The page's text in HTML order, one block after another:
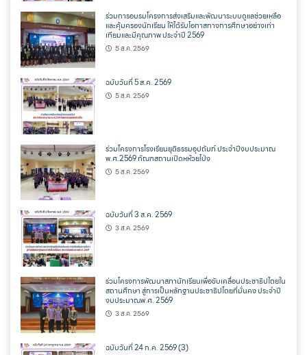
ร่วมการอบรมโครงการส่งเสริมและพัฒนาระบบดูแลช่วยเหลือ
และคุ้มครองนักเรียน ให้ได้รับโอกาสทางการศึกษาอย่างเท่า
เทียมและมีคุณภาพ ประจำปี 2569
5 ส.ค. 2569
ฉบับวันที่ 5 ส.ค. 2569
5 ส.ค. 2569
ร่วมโครงการโรงเรียนยุติธรรมอุปถัมภ์ ประจำปีงบประมาณ
พ.ศ.2569 ทัณฑสถานเปิดหห้วยโป่ง
5 ส.ค. 2569
ฉบับวันที่ 3 ส.ค. 2569
3 ส.ค. 2569
ร่วมโครงการพัฒนาสภานักเรียนเพื่อขับเคลื่อนประชาธิปไตยใน
สถานศึกษา สู่การเป็นหลักฐานประชาธิปไตยที่มั่นคง ประจำปี
งบประมาณพ.ศ. 2569
3 ส.ค. 2569
ฉบับวันที่ 24 ก.ค. 2569 (3)